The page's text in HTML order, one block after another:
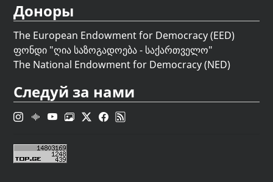
Доноры
The European Endowment for Democracy (EED)
ფონდი "ღია საზოგადოება - საქართველო"
The National Endowment for Democracy (NED)
Следуй за нами